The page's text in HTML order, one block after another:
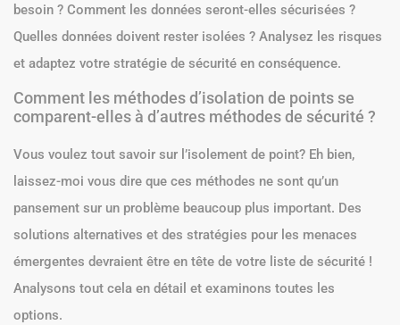
besoin ? Comment les données seront-elles sécurisées ?
Quelles données doivent rester isolées ? Analysez les risques
et adaptez votre stratégie de sécurité en conséquence.
Comment les méthodes d’isolation de points se
comparent-elles à d’autres méthodes de sécurité ?
Vous voulez tout savoir sur l’isolement de point? Eh bien,
laissez-moi vous dire que ces méthodes ne sont qu’un
pansement sur un problème beaucoup plus important. Des
solutions alternatives et des stratégies pour les menaces
émergentes devraient être en tête de votre liste de sécurité !
Analysons tout cela en détail et examinons toutes les
options.